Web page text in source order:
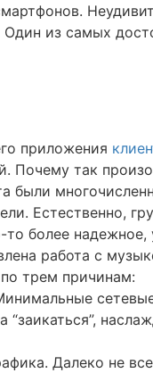
Один из самых
приложения
Почему так
были
Естественно,
то более
работа с
трем причинам:
“заикаться”,
Далеко не